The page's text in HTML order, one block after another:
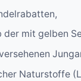
der mit gelben
Naturstoffe